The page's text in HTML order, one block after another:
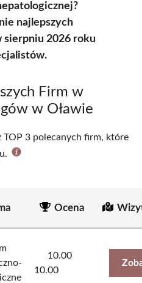
najlepszych
sierpniu 2026 roku
Firm w
w Oławie
TOP 3 polecanych firm, które
Ocena
10.00
10.00